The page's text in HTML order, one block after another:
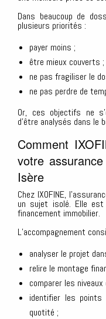
Dans beaucoup de
plusieurs priorités :
payer moins ;
être mieux couverts ;
ne pas fragiliser le
ne pas perdre de
Or, ces objectifs ne
d’être analysés dans le
Comment
votre
Isère
Chez IXOFINE,
un sujet isolé. Elle
financement immobilier.
L’accompagnement
analyser le projet
relire le montage
comparer les
identifier les
quotité ;